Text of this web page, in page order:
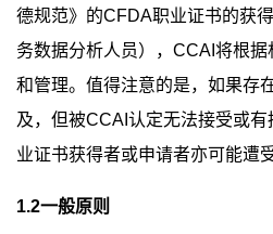
德规范》的CFDA职业证书的获
务数据分析人员），CCAI将根
和管理。值得注意的是，如果存
及，但被CCAI认定无法接受或
业证书获得者或申请者亦可能遭
1.2一般原则